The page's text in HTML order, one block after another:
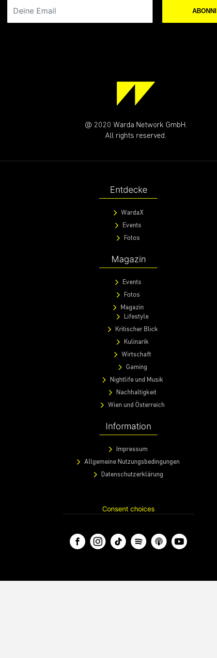
@ 2020 Warda Network GmbH.
All rights reserved.
Entdecke
WardaX
Events
Fotos
Magazin
Events
Fotos
Magazin
Lifestyle
Kritischer Blick
Kulinarik
Wirtschaft
Gaming
Nightlife und Musik
Nachhaltigkeit
Wien und Österreich
Information
Impressum
Allgemeine Nutzungsbedingungen
Datenschutzerklärung
Consent choices